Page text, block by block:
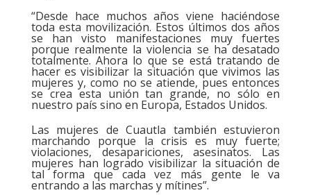
“Desde hace muchos años viene haciéndose
toda esta movilización. Estos últimos dos años
se han visto manifestaciones muy fuertes
porque realmente la violencia se ha desatado
totalmente. Ahora lo que se está tratando de
hacer es visibilizar la situación que vivimos las
mujeres y, como no se atiende, pues entonces
se crea esta unión tan grande, no sólo en
nuestro país sino en Europa, Estados Unidos.
Las mujeres de Cuautla también estuvieron
marchando porque la crisis es muy fuerte;
violaciones, desapariciones, asesinatos. Las
mujeres han logrado visibilizar la situación de
tal forma que cada vez más gente le va
entrando a las marchas y mítines”.